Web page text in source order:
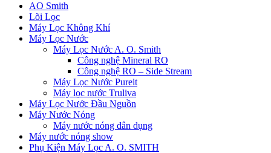
AO Smith
Lõi Lọc
Máy Lọc Không Khí
Máy Lọc Nước
Máy Lọc Nước A. O. Smith
Công nghệ Mineral RO
Công nghệ RO – Side Stream
Máy Lọc Nước Pureit
Máy lọc nước Truliva
Máy Lọc Nước Đầu Nguồn
Máy Nước Nóng
Máy nước nóng dân dụng
Máy nước nóng show
Phụ Kiện Máy Lọc A. O. SMITH